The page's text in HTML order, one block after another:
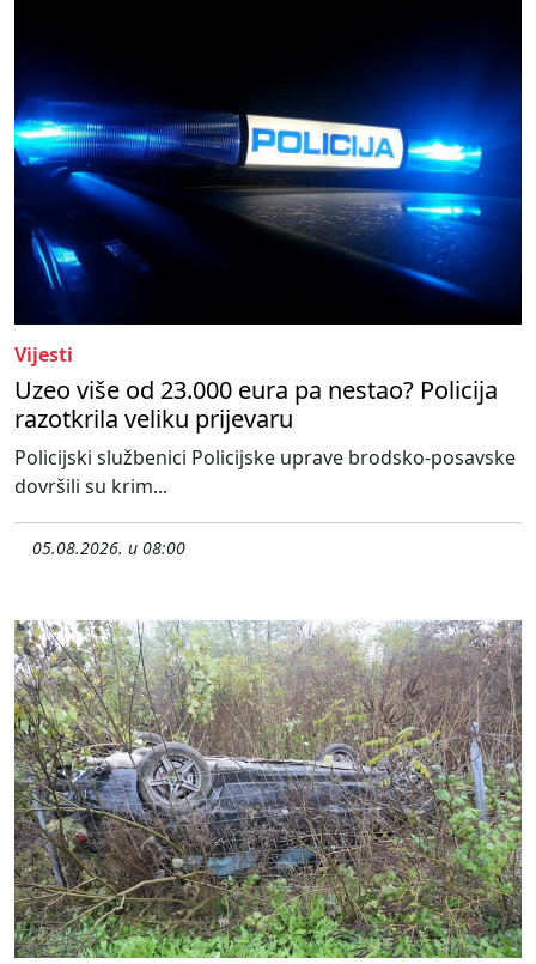
Vijesti
Uzeo više od 23.000 eura pa nestao? Policija
razotkrila veliku prijevaru
Policijski službenici Policijske uprave brodsko-posavske
dovršili su krim...
05.08.2026. u 08:00